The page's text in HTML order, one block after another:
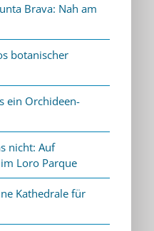
Brava: Nah am
botanischer
ein Orchideen-
nicht: Auf
Loro Parque
Kathedrale für